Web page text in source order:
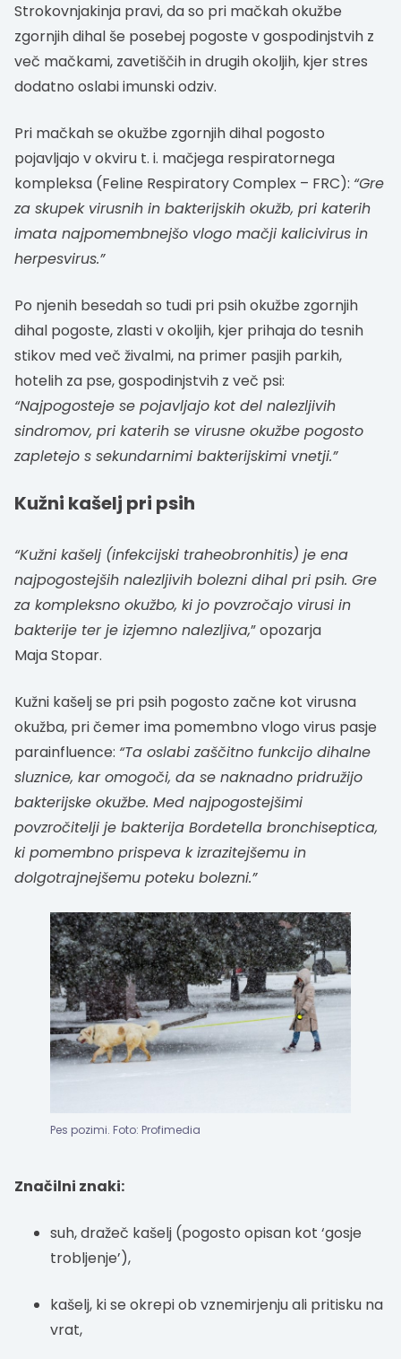
Strokovnjakinja pravi, da so pri mačkah okužbe
zgornjih dihal še posebej pogoste v gospodinjstvih z
več mačkami, zavetiščih in drugih okoljih, kjer stres
dodatno oslabi imunski odziv.
Pri mačkah se okužbe zgornjih dihal pogosto
pojavljajo v okviru t. i. mačjega respiratornega
kompleksa (Feline Respiratory Complex – FRC): “Gre
za skupek virusnih in bakterijskih okužb, pri katerih
imata najpomembnejšo vlogo mačji kalicivirus in
herpesvirus.”
Po njenih besedah so tudi pri psih okužbe zgornjih
dihal pogoste, zlasti v okoljih, kjer prihaja do tesnih
stikov med več živalmi, na primer pasjih parkih,
hotelih za pse, gospodinjstvih z več psi:
“Najpogosteje se pojavljajo kot del nalezljivih
sindromov, pri katerih se virusne okužbe pogosto
zapletejo s sekundarnimi bakterijskimi vnetji.”
Kužni kašelj pri psih
“Kužni kašelj (infekcijski traheobronhitis) je ena
najpogostejših nalezljivih bolezni dihal pri psih. Gre
za kompleksno okužbo, ki jo povzročajo virusi in
bakterije ter je izjemno nalezljiva,” opozarja
Maja Stopar.
Kužni kašelj se pri psih pogosto začne kot virusna
okužba, pri čemer ima pomembno vlogo virus pasje
parainfluence: “Ta oslabi zaščitno funkcijo dihalne
sluznice, kar omogoči, da se naknadno pridružijo
bakterijske okužbe. Med najpogostejšimi
povzročitelji je bakterija Bordetella bronchiseptica,
ki pomembno prispeva k izrazitejšemu in
dolgotrajnejšemu poteku bolezni.”
Pes pozimi. Foto: Profimedia
Značilni znaki:
suh, dražeč kašelj (pogosto opisan kot ‘gosje
trobljenje’),
kašelj, ki se okrepi ob vznemirjenju ali pritisku na
vrat,